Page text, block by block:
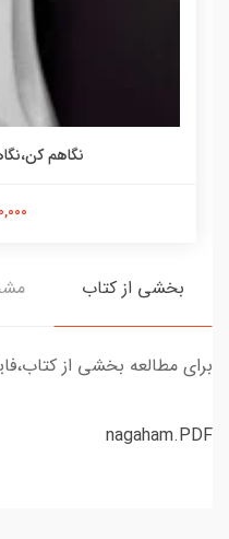
نگاهم
بخشی از کتاب
برای مطالعه بخشی از
nagaham.PDF